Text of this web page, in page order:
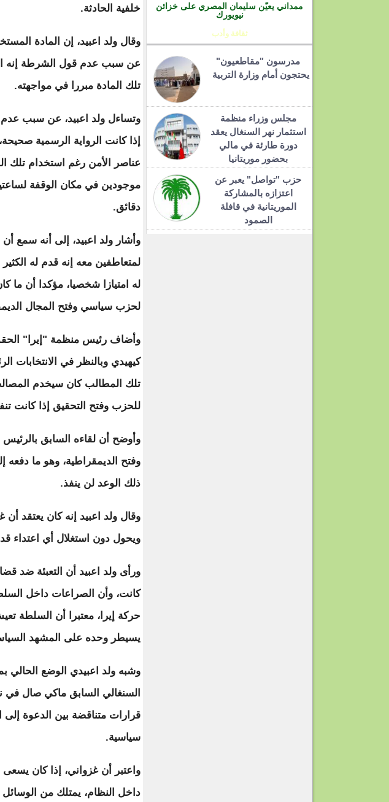
ممداني يعيّن سليمان المصري على خزائن
نيويورك
ثقافة وأدب
مدرسون "مقاطعيون"
يحتجون أمام وزارة التربية
مجلس وزراء منظمة
استثمار نهر السنغال يعقد
دورة طارئة في مالي
بحضور موريتانيا
حزب "تواصل" يعبر عن
اعتزازه بالمشاركة
الموريتانية في قافلة
الصمود
خلفية الحادثة.
وقال ولد اعبيد، إن المادة
عن سبب عدم قول الشرطة إنه
تلك المادة مبررا في مواجهته.
وتساءل ولد اعبيد، عن سبب عدم
إذا كانت الرواية الرسمية
عناصر الأمن رغم استخدام تلك
موجودين في مكان الوقفة
دقائق.
وأشار ولد اعبيد، إلى أنه سمع
لمتعاطفين معه إنه قدم له
له امتيازا شخصيا، مؤكدا أن ما
لحزب سياسي وفتح المجال
وأضاف رئيس منظمة "إيرا"
كيهيدي وبالنظر في الانتخابات
تلك المطالب كان سيخدم
للحزب وفتح التحقيق إذا كانت
وأوضح أن لقاءه السابق
وفتح الديمقراطية، وهو ما دفعه
ذلك الوعد لن ينفذ.
وقال ولد اعبيد إنه كان يعتقد
ويحول دون استغلال أي اعتداء
ورأى ولد اعبيد أن التعبئة ضد
كانت، وأن الصراعات داخل
حركة إيرا، معتبرا أن السلطة
يسيطر وحده على المشهد
وشبه ولد اعبيدي الوضع الحالي
السنغالي السابق ماكي صال في
قرارات متناقضة بين الدعوة
سياسية.
واعتبر أن غزواني، إذا كان
داخل النظام، يمتلك من